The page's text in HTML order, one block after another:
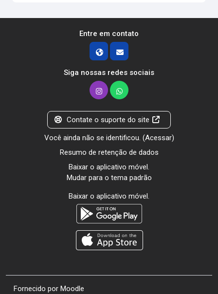
Entre em contato
Siga nossas redes sociais
Contate o suporte do site
Você ainda não se identificou. (Acessar)
Resumo de retenção de dados
Baixar o aplicativo móvel.
Mudar para o tema padrão
Baixar o aplicativo móvel.
Fornecido por Moodle